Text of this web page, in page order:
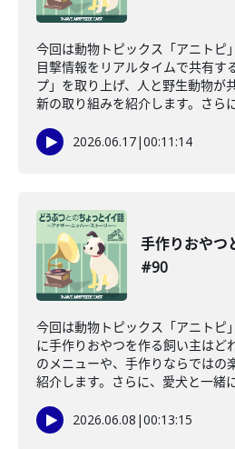
今回は動物トピックス「アニトピ
目撃情報をリアルタイムで共有す
プ」を取り上げ、人と野生動物が
新の取り組みを紹介します。さら
2026.06.17|00:11:14
手作りおやつ
#90
今回は動物トピックス「アニトピ
に手作りおやつを作る飼い主はど
のメニューや、手作りならではの
紹介します。さらに、愛犬と一緒
2026.06.08 |00:13:15